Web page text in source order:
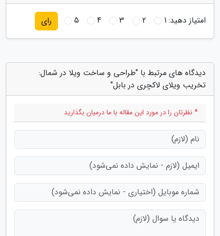
امتیاز دهید:1
2
3
4
5 رای
دیدگاه های مرتبط با "طراحی و ساخت ویلا در شمال:
تخریب ویلای لاکچری در بابل"
* نظرتان را در مورد این مقاله با ما درمیان بگذارید